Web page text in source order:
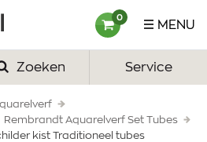
MENU
0
Zoeken Service
Rembrandt Aquarelverf Set Tubes
kist Traditioneel tubes